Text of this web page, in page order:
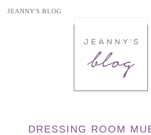
JEANNY'S BLOG
DRESSING ROOM